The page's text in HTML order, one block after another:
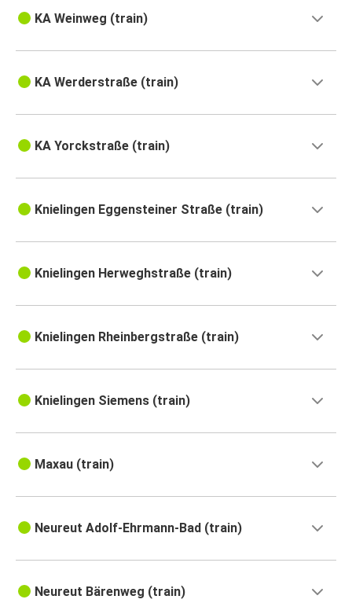
KA Weinweg (train)
KA Werderstraße (train)
KA Yorckstraße (train)
Knielingen Eggensteiner Straße (train)
Knielingen Herweghstraße (train)
Knielingen Rheinbergstraße (train)
Knielingen Siemens (train)
Maxau (train)
Neureut Adolf-Ehrmann-Bad (train)
Neureut Bärenweg (train)